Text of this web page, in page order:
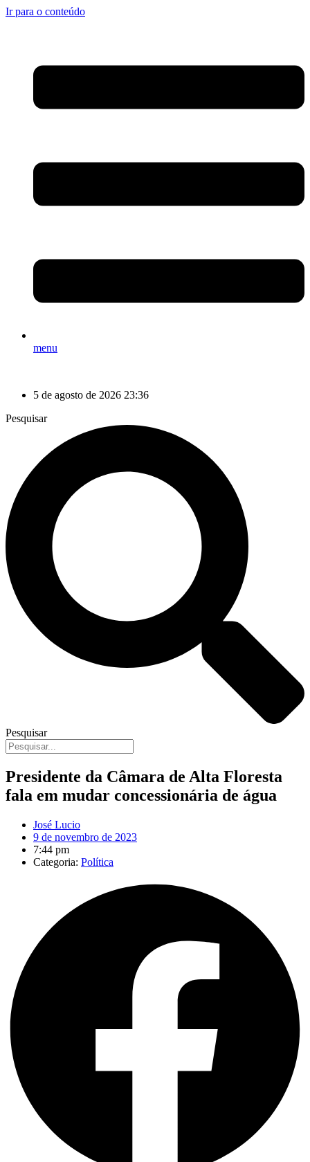
Ir para o conteúdo
menu
5 de agosto de 2026 23:36
Pesquisar
Pesquisar
Presidente da Câmara de Alta Floresta
fala em mudar concessionária de água
José Lucio
9 de novembro de 2023
7:44 pm
Categoria: Política